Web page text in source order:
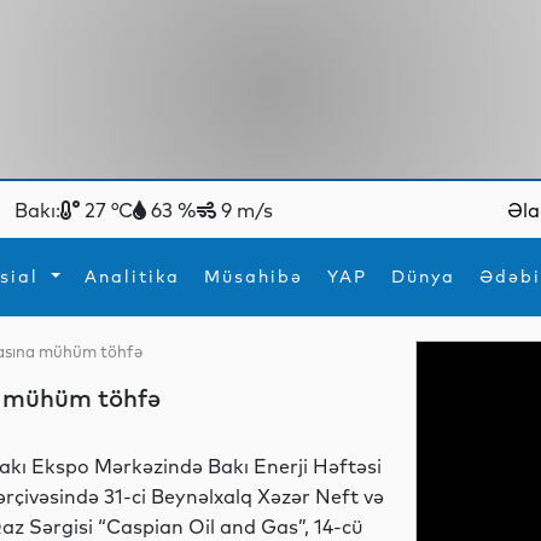
Bakı: 27 °C 63 % 9 m/s
Analitika Müsahibə YAP Dünya
İdmanYeni texnologiyalar
mühüm töhfə
mühüm töhfə
Ekspo Mərkəzində Bakı Enerji Həftəsi
31-ci Beynəlxalq Xəzər Neft və
Sərgisi “Caspian Oil and Gas”, 14-cü